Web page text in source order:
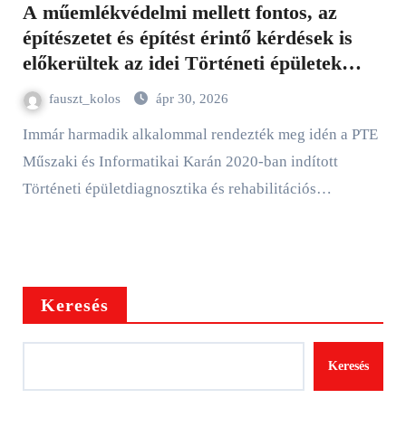
A műemlékvédelmi mellett fontos, az
építészetet és építést érintő kérdések is
előkerültek az idei Történeti épületek
helyreállítása szakmai fórumon
fauszt_kolos ápr 30, 2026
Immár harmadik alkalommal rendezték meg idén a PTE
Műszaki és Informatikai Karán 2020-ban indított
Történeti épületdiagnosztika és rehabilitációs…
Keresés
Keresés